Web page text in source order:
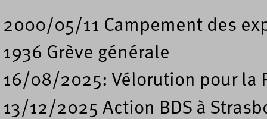
2000/05/11 Campement des
1936 Grève générale
16/08/2025: Vélorution pour la
13/12/2025 Action BDS à